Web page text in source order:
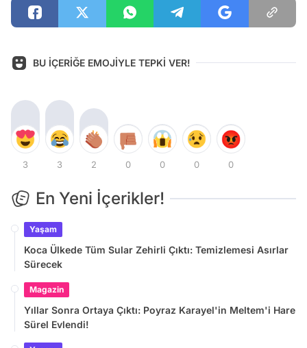
BU İÇERİĞE EMOJİYLE TEPKİ VER!
3 3 2 0 0 0 0
En Yeni İçerikler!
Yaşam
Koca Ülkede Tüm Sular Zehirli Çıktı: Temizlemesi Asırlar
Sürecek
Magazin
Yıllar Sonra Ortaya Çıktı: Poyraz Karayel'in Meltem'i Hare
Sürel Evlendi!